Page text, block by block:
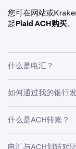
您可在网站或
起Plaid ACH购买。
什么是电汇？
电汇由银行或第三
账。
如何通过我的银行
各银行的操作方式
服支持文章，并将
何发起电汇。
什么是ACH转账？
ACH是"自动清算所
电汇与ACH划转对